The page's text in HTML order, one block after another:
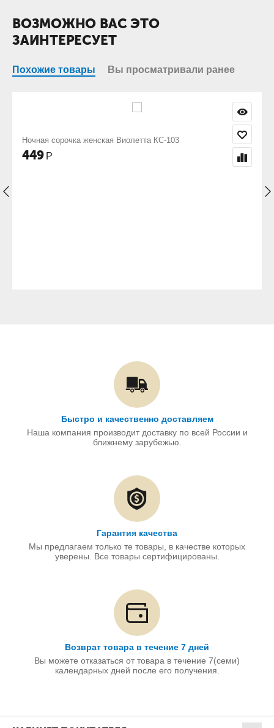
ВОЗМОЖНО ВАС ЭТО
ЗАИНТЕРЕСУЕТ
Похожие товары Вы просматривали ранее
КС-103 Ночная сорочка женская Ночь
Быстро и качественно доставляем
Наша компания производит доставку по всей России и
ближнему зарубежью.
Гарантия качества
Мы предлагаем только те товары, в качестве которых
уверены. Все товары сертифицированы.
Возврат товара в течение 7 дней
Вы можете отказаться от товара в течение 7(семи)
календарных дней после его получения.